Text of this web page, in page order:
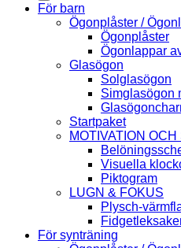
För barn
Ögonplåster /
Ögonplåster
Ögonlappar
Glasögon
Solglasögon
Simglasögon
Startpaket
MOTIVATION
Visuella
Piktogram
LUGN & FOKUS
Plysch-
För synträning